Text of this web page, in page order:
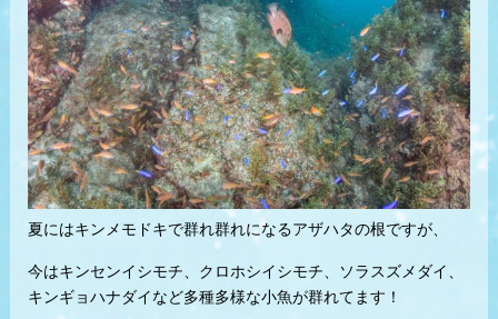
夏にはキンメモドキで群れ群れになるアザハタの根ですが、
今はキンセンイシモチ、クロホシイシモチ、ソラスズメダイ、
キンギョハナダイなど多種多様な小魚が群れてます！